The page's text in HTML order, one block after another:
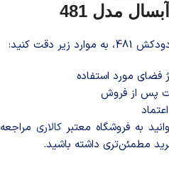
مدل 481
دقت کنید:
فضای مورد استفاده
پس از فروش
به فروشگاه معتبرکالاری مراجعه
مطمئن‌تری داشته باشید.